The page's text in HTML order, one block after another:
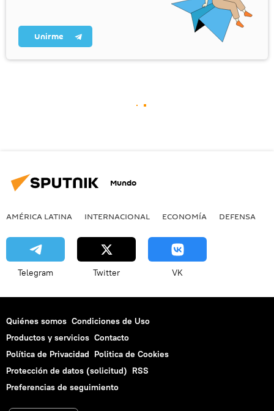
Unirme
Mundo
AMÉRICA LATINA INTERNACIONAL ECONOMÍA DEFENSA
Telegram Twitter VK
Quiénes somos Condiciones de Uso
Productos y servicios Contacto
Política de Privacidad Politica de Cookies
Protección de datos (solicitud) RSS
Preferencias de seguimiento